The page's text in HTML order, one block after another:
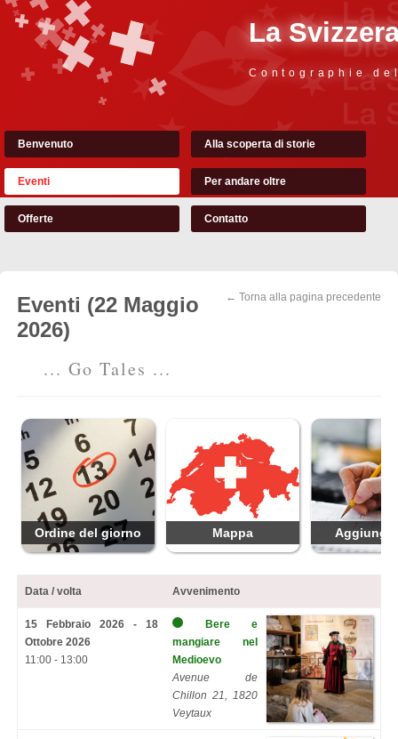
La
Contographie
Benvenuto Alla scoperta di storie
Eventi Per andare oltre
Offerte Contatto
← Torna alla pagina precedente
Eventi (22 Maggio
2026)
... Go Tales ...
Ordine del giorno Mappa Aggiungi
Data / volta Avvenimento
15 Febbraio 2026 - 18
Ottobre 2026
11:00 - 13:00
Bere e
mangiare nel
Medioevo
Avenue de
Chillon 21, 1820
Veytaux